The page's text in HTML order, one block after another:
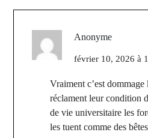
Anonyme
février 10, 2026 à
Vraiment c’est dommage
réclament leur condition
de vie universitaire les
les tuent comme des bêtes